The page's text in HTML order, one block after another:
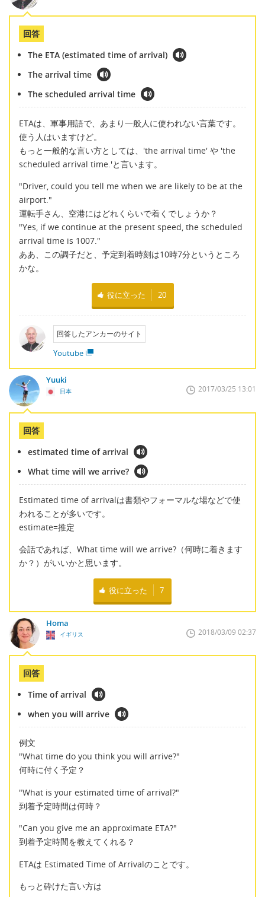
回答
The ETA (estimated time of arrival)
The arrival time
The scheduled arrival time
ETAは、軍事用語で、あまり一般人に使われない言葉です。
使う人はいますけど。
もっと一般的な言い方としては、'the arrival time' や 'the
scheduled arrival time.'と言います。
"Driver, could you tell me when we are likely to be at the
airport."
運転手さん、空港にはどれくらいで着くでしょうか？
"Yes, if we continue at the present speed, the scheduled
arrival time is 1007."
ああ、この調子だと、予定到着時刻は10時7分というところ
かな。
役に立った 20
回答したアンカーのサイト
Youtube
Yuuki
日本 2017/03/25 13:01
回答
estimated time of arrival
What time will we arrive?
Estimated time of arrivalは書類やフォーマルな場などで使
われることが多いです。
estimate=推定
会話であれば、What time will we arrive?（何時に着きます
か？）がいいかと思います。
役に立った 7
Homa
イギリス 2018/03/09 02:37
回答
Time of arrival
when you will arrive
例文
"What time do you think you will arrive?"
何時に付く予定？
"What is your estimated time of arrival?"
到着予定時間は何時？
"Can you give me an approximate ETA?"
到着予定時間を教えてくれる？
ETAは Estimated Time of Arrivalのことです。
もっと砕けた言い方は